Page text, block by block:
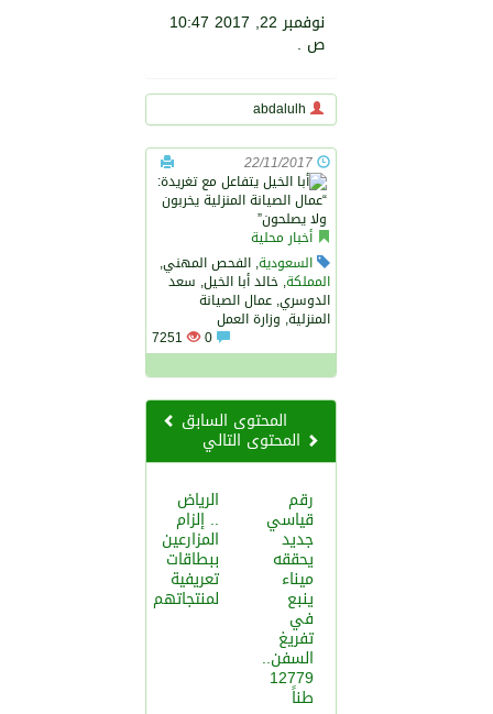
نوفمبر 22, 2017 10:47
ص .
22/11/2017
أخبار محلية
السعودية, الفحص المهني,
المملكة, خالد أبا الخيل, سعد
الدوسري, عمال الصيانة
المنزلية, وزارة العمل
7251
المحتوى السابق
المحتوى التالي
الرياض
.. إلزام
المزارعين
ببطاقات
تعريفية
لمنتجاتهم
رقم
قياسي
جديد
يحققه
ميناء
ينبع
في
تفريغ
السفن..
12779
طناً